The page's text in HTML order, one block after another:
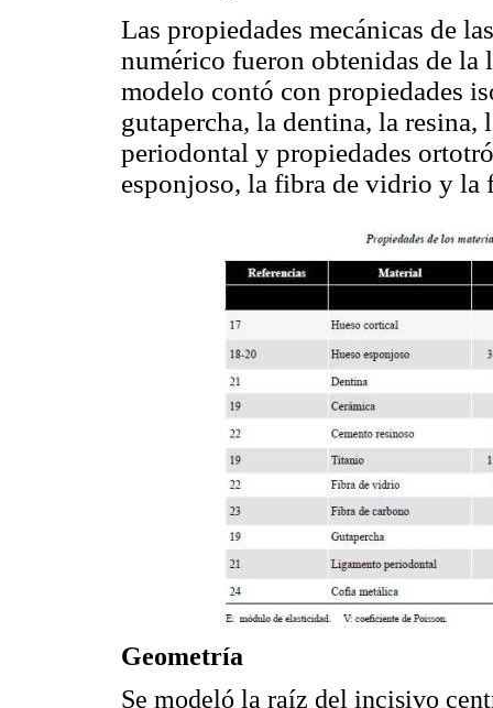
Las propiedades mecánicas de
numérico fueron obtenidas de la
modelo contó con propiedades
gutapercha, la dentina, la
periodontal y propiedades
esponjoso, la fibra de vidrio y la
Geometría
Se modeló la raíz del incisivo